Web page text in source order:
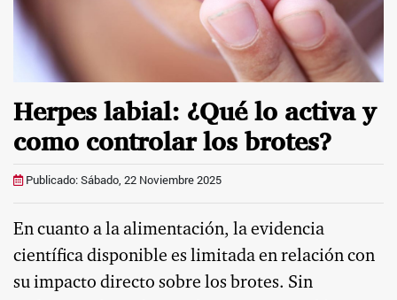
Herpes labial: ¿Qué lo activa y
como controlar los brotes?
Publicado: Sábado, 22 Noviembre 2025
En cuanto a la alimentación, la evidencia
científica disponible es limitada en relación con
su impacto directo sobre los brotes. Sin